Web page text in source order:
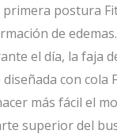
primera postura
de
el día, la faja
con
más fácil el
superior del